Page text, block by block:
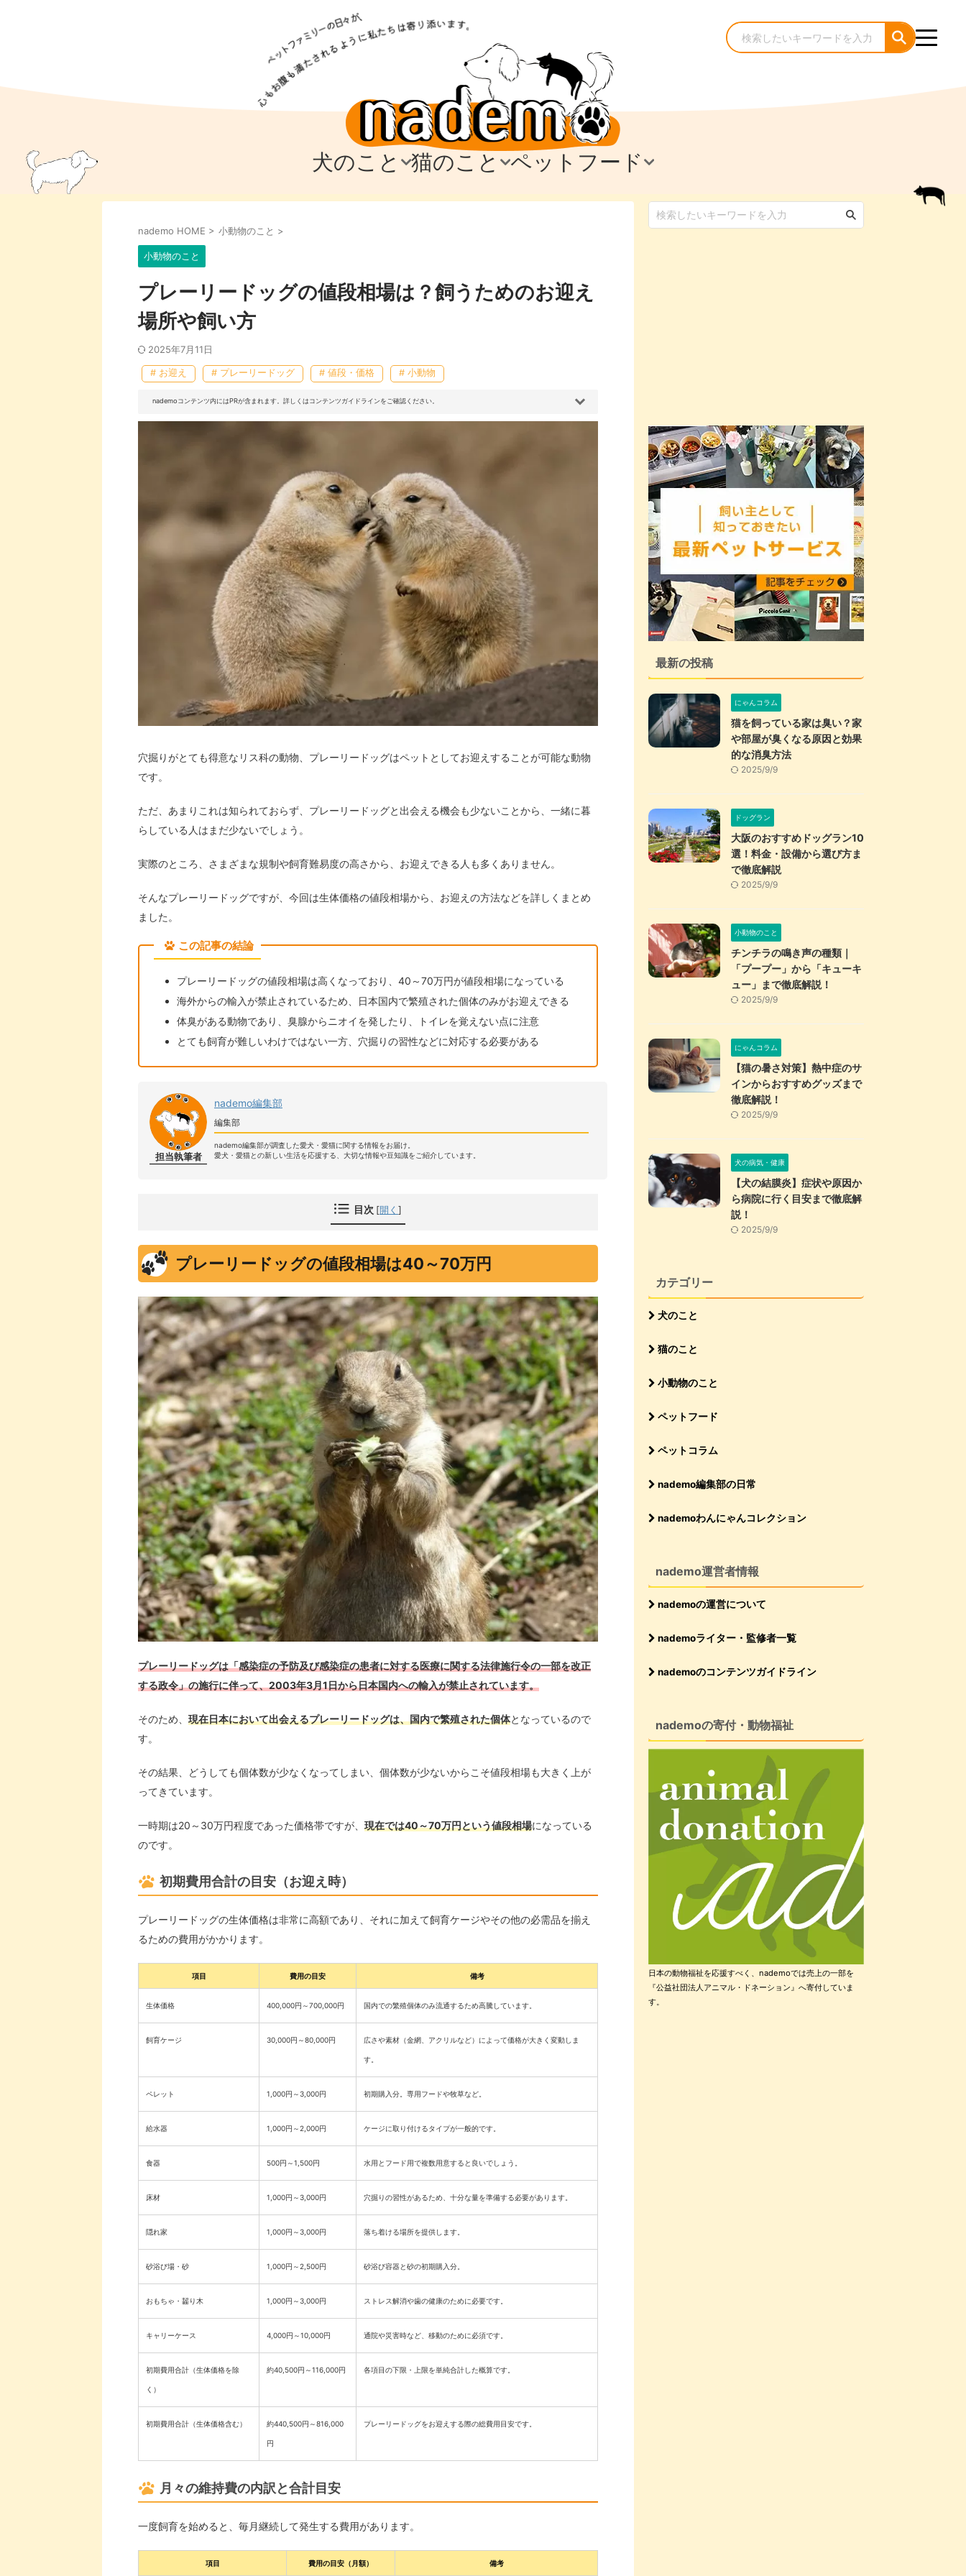
犬のこと
犬のこと
犬のケア・お手入れ
犬のしつけ
犬のアイテム
猫のこと
猫のこと
猫のケア・お手入れ
猫のしつけ
猫のアイテム
ペットフード
ペットフード
nademo HOME > 小動物のこと >
小動物のこと
プレーリードッグの値段相場は？飼うためのお迎え
場所や飼い方
2025年7月11日
# お迎え # プレーリードッグ # 値段・価格 # 小動物
nademoコンテンツ内にはPRが含まれます。詳しくはコンテンツガイドラインをご確認ください。
穴掘りがとても得意なリス科の動物、プレーリードッグはペットとしてお迎えすることが可能な動物
です。
ただ、あまりこれは知られておらず、プレーリードッグと出会える機会も少ないことから、一緒に暮
らしている人はまだ少ないでしょう。
実際のところ、さまざまな規制や飼育難易度の高さから、お迎えできる人も多くありません。
そんなプレーリードッグですが、今回は生体価格の値段相場から、お迎えの方法などを詳しくまとめ
ました。
この記事の結論
プレーリードッグの値段相場は高くなっており、40～70万円が値段相場になっている
海外からの輸入が禁止されているため、日本国内で繁殖された個体のみがお迎えできる
体臭がある動物であり、臭腺からニオイを発したり、トイレを覚えない点に注意
とても飼育が難しいわけではない一方、穴掘りの習性などに対応する必要がある
担当執筆者
nademo編集部
編集部
nademo編集部が調査した愛犬・愛猫に関する情報をお届け。
愛犬・愛猫との新しい生活を応援する、大切な情報や豆知識をご紹介しています。
目次 [開く ]
プレーリードッグの値段相場は40～70万円
プレーリードッグは「感染症の予防及び感染症の患者に対する医療に関する法律施行令の一部を改正
する政令」の施行に伴って、2003年3月1日から日本国内への輸入が禁止されています。
そのため、 現在日本において出会えるプレーリードッグは、国内で繁殖された個体となっているので
す。
その結果、どうしても個体数が少なくなってしまい、個体数が少ないからこそ値段相場も大きく上が
ってきています。
一時期は20～30万円程度であった価格帯ですが、 現在では40～70万円という値段相場になっている
のです。
初期費用合計の目安（お迎え時）
プレーリードッグの生体価格は非常に高額であり、それに加えて飼育ケージやその他の必需品を揃え
るための費用がかかります。
項目 費用の目安 備考
生体価格 400,000円～700,000円 国内での繁殖個体のみ流通するため高騰しています。
飼育ケージ 30,000円～80,000円 広さや素材（金網、アクリルなど）によって価格が大きく変動しま
す。
ペレット 1,000円～3,000円 初期購入分。専用フードや牧草など。
給水器 1,000円～2,000円 ケージに取り付けるタイプが一般的です。
食器 500円～1,500円 水用とフード用で複数用意すると良いでしょう。
床材 1,000円～3,000円 穴掘りの習性があるため、十分な量を準備する必要があります。
隠れ家 1,000円～3,000円 落ち着ける場所を提供します。
砂浴び場・砂 1,000円～2,500円 砂浴び容器と砂の初期購入分。
おもちゃ・齧り木 1,000円～3,000円 ストレス解消や歯の健康のために必要です。
キャリーケース 4,000円～10,000円 通院や災害時など、移動のために必須です。
初期費用合計（生体価格を除
く）
約40,500円～116,000円 各項目の下限・上限を単純合計した概算です。
初期費用合計（生体価格含む） 約440,500円～816,000
円
プレーリードッグをお迎えする際の総費用目安です。
月々の維持費の内訳と合計目安
一度飼育を始めると、毎月継続して発生する費用があります。
項目 費用の目安（月額） 備考
最新の投稿
にゃんコラム
猫を飼っている家は臭い？家
や部屋が臭くなる原因と効果
的な消臭方法
2025/9/9
ドッグラン
大阪のおすすめドッグラン10
選！料金・設備から選び方ま
で徹底解説
2025/9/9
小動物のこと
チンチラの鳴き声の種類｜
「プープー」から「キューキ
ュー」まで徹底解説！
2025/9/9
にゃんコラム
【猫の暑さ対策】熱中症のサ
インからおすすめグッズまで
徹底解説！
2025/9/9
犬の病気・健康
【犬の結膜炎】症状や原因か
ら病院に行く目安まで徹底解
説！
2025/9/9
カテゴリー
犬のこと
猫のこと
小動物のこと
ペットフード
ペットコラム
nademo編集部の日常
nademoわんにゃんコレクション
nademo運営者情報
nademoの運営について
nademoライター・監修者一覧
nademoのコンテンツガイドライン
nademoの寄付・動物福祉
日本の動物福祉を応援すべく、nademoでは売上の一部を
『公益社団法人アニマル・ドネーション』へ寄付していま
す。